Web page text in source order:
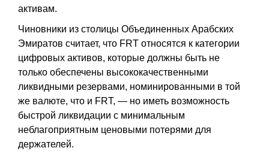
активам.
Чиновники из столицы Объединенных Арабских
Эмиратов считает, что FRT относятся к категории
цифровых активов, которые должны быть не
только обеспечены высококачественными
ликвидными резервами, номинированными в той
же валюте, что и FRT, — но иметь возможность
быстрой ликвидации с минимальным
неблагоприятным ценовыми потерями для
держателей.